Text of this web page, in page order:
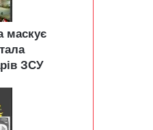
маскує
ЗСУ